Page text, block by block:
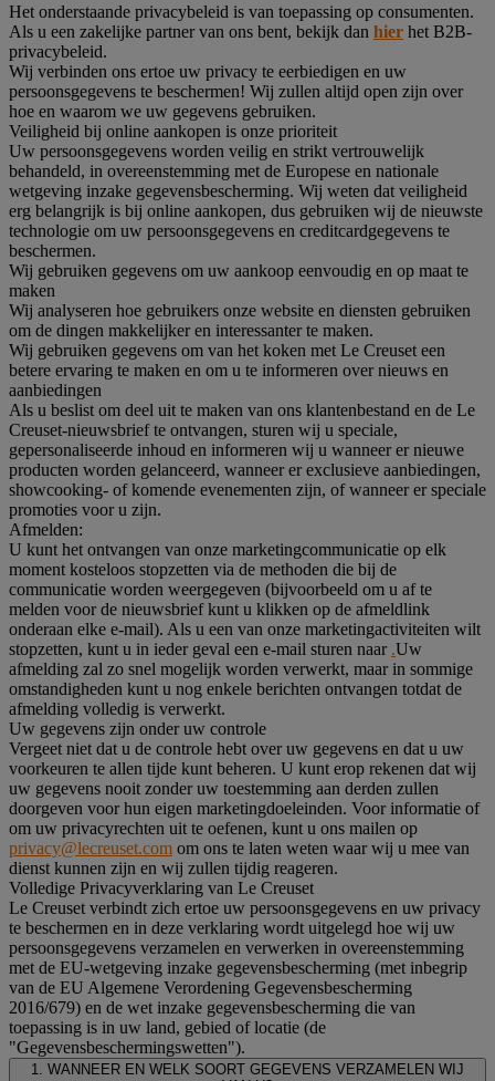
Het onderstaande privacybeleid is van toepassing op consumenten.
Als u een zakelijke partner van ons bent, bekijk dan hier het B2B-
privacybeleid.
Wij verbinden ons ertoe uw privacy te eerbiedigen en uw
persoonsgegevens te beschermen! Wij zullen altijd open zijn over
hoe en waarom we uw gegevens gebruiken.
Veiligheid bij online aankopen is onze prioriteit
Uw persoonsgegevens worden veilig en strikt vertrouwelijk
behandeld, in overeenstemming met de Europese en nationale
wetgeving inzake gegevensbescherming. Wij weten dat veiligheid
erg belangrijk is bij online aankopen, dus gebruiken wij de nieuwste
technologie om uw persoonsgegevens en creditcardgegevens te
beschermen.
Wij gebruiken gegevens om uw aankoop eenvoudig en op maat te
maken
Wij analyseren hoe gebruikers onze website en diensten gebruiken
om de dingen makkelijker en interessanter te maken.
Wij gebruiken gegevens om van het koken met Le Creuset een
betere ervaring te maken en om u te informeren over nieuws en
aanbiedingen
Als u beslist om deel uit te maken van ons klantenbestand en de Le
Creuset-nieuwsbrief te ontvangen, sturen wij u speciale,
gepersonaliseerde inhoud en informeren wij u wanneer er nieuwe
producten worden gelanceerd, wanneer er exclusieve aanbiedingen,
showcooking- of komende evenementen zijn, of wanneer er speciale
promoties voor u zijn.
Afmelden:
U kunt het ontvangen van onze marketingcommunicatie op elk
moment kosteloos stopzetten via de methoden die bij de
communicatie worden weergegeven (bijvoorbeeld om u af te
melden voor de nieuwsbrief kunt u klikken op de afmeldlink
onderaan elke e-mail). Als u een van onze marketingactiviteiten wilt
stopzetten, kunt u in ieder geval een e-mail sturen naar .Uw
afmelding zal zo snel mogelijk worden verwerkt, maar in sommige
omstandigheden kunt u nog enkele berichten ontvangen totdat de
afmelding volledig is verwerkt.
Uw gegevens zijn onder uw controle
Vergeet niet dat u de controle hebt over uw gegevens en dat u uw
voorkeuren te allen tijde kunt beheren. U kunt erop rekenen dat wij
uw gegevens nooit zonder uw toestemming aan derden zullen
doorgeven voor hun eigen marketingdoeleinden. Voor informatie of
om uw privacyrechten uit te oefenen, kunt u ons mailen op
privacy@lecreuset.com om ons te laten weten waar wij u mee van
dienst kunnen zijn en wij zullen tijdig reageren.
Volledige Privacyverklaring van Le Creuset
Le Creuset verbindt zich ertoe uw persoonsgegevens en uw privacy
te beschermen en in deze verklaring wordt uitgelegd hoe wij uw
persoonsgegevens verzamelen en verwerken in overeenstemming
met de EU-wetgeving inzake gegevensbescherming (met inbegrip
van de EU Algemene Verordening Gegevensbescherming
2016/679) en de wet inzake gegevensbescherming die van
toepassing is in uw land, gebied of locatie (de
"Gegevensbeschermingswetten").
1. WANNEER EN WELK SOORT GEGEVENS VERZAMELEN WIJ